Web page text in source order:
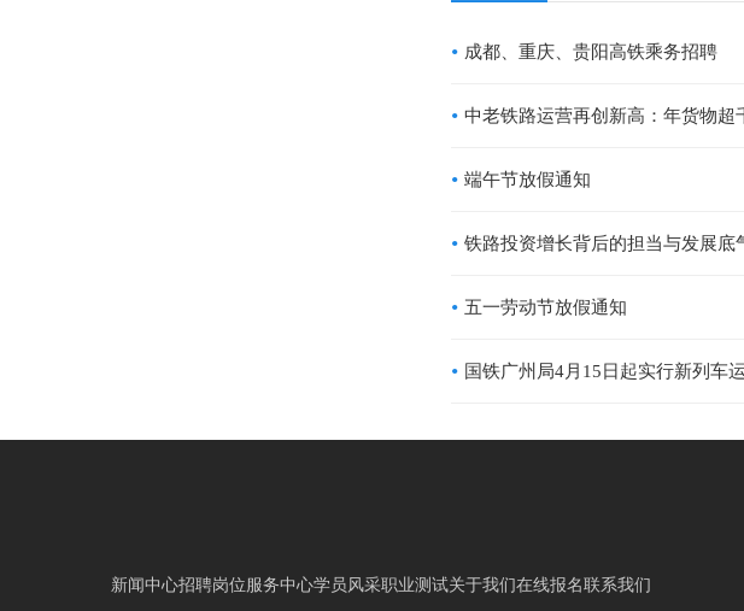
成都、重庆、贵阳高铁乘务招聘
端午节放假通知
铁路投资增长背后的担当与发展底
五一劳动节放假通知
新闻中心招聘岗位服务中心学员风采职业测试关于我们在线报名联系我们